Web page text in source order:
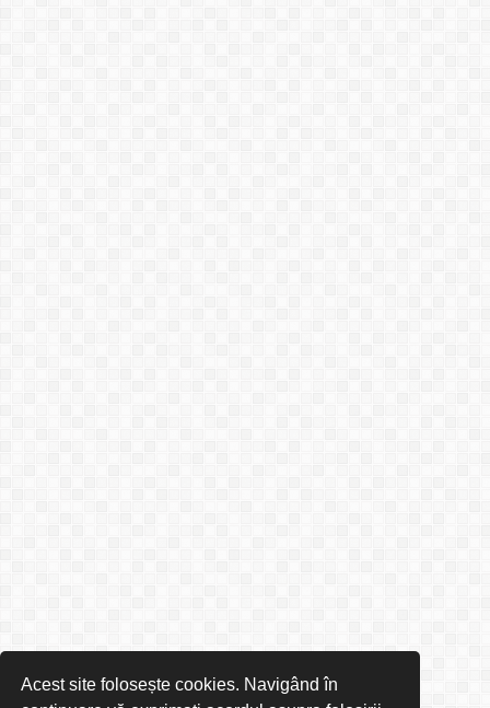
Acest site folosește cookies. Navigând în